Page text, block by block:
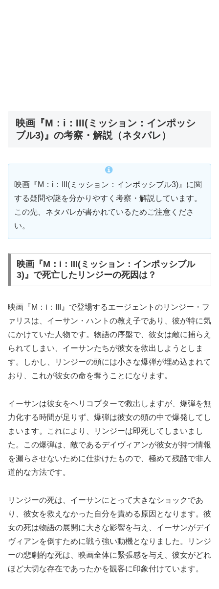
映画『M：i：III(ミッション：インポッシ
ブル3)』の考察・解説（ネタバレ）
映画『M：i：III(ミッション：インポッシブル3)』に関
する疑問や謎を分かりやすく考察・解説しています。
この先、ネタバレが書かれているためご注意くださ
い。
映画『M：i：III(ミッション：インポッシブル
3)』で死亡したリンジーの死因は？
映画『M：i：III』で登場するエージェントのリンジー・フ
ァリスは、イーサン・ハントの教え子であり、彼が特に気
にかけていた人物です。物語の序盤で、彼女は敵に捕らえ
られてしまい、イーサンたちが彼女を救出しようとしま
す。しかし、リンジーの頭には小さな爆弾が埋め込まれて
おり、これが彼女の命を奪うことになります。
イーサンは彼女をヘリコプターで救出しますが、爆弾を無
力化する時間が足りず、爆弾は彼女の頭の中で爆発してし
まいます。これにより、リンジーは即死してしまいまし
た。この爆弾は、敵であるデイヴィアンが彼女が持つ情報
を漏らさせないために仕掛けたもので、極めて残酷で非人
道的な方法です。
リンジーの死は、イーサンにとって大きなショックであ
り、彼女を救えなかった自分を責める原因となります。彼
女の死は物語の展開に大きな影響を与え、イーサンがデイ
ヴィアンを倒すために戦う強い動機となりました。リンジ
ーの悲劇的な死は、映画全体に緊張感を与え、彼女がどれ
ほど大切な存在であったかを観客に印象付けています。